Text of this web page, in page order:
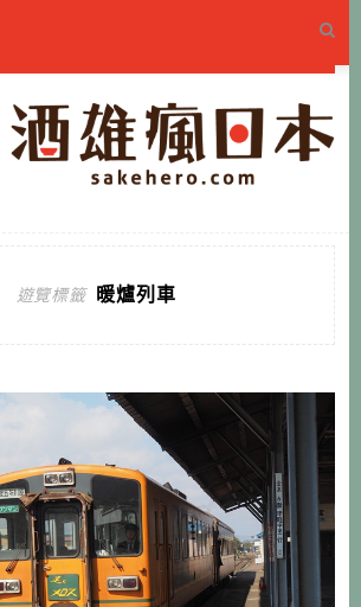
遊覽標籤 暖爐列車